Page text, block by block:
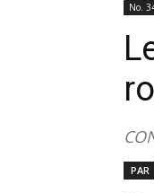
No.
PAR